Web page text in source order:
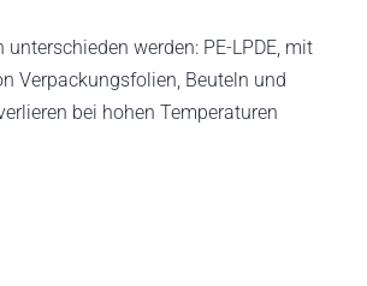
werden: PE-LPDE, mit
Verpackungsfolien, Beuteln und
bei hohen Temperaturen